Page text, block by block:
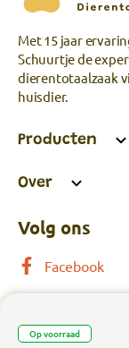
Op voorraad
Met 15 jaar
Schuurtje de
dierentotaalzaak
huisdier.
Producten
Over
Volg ons
Facebook